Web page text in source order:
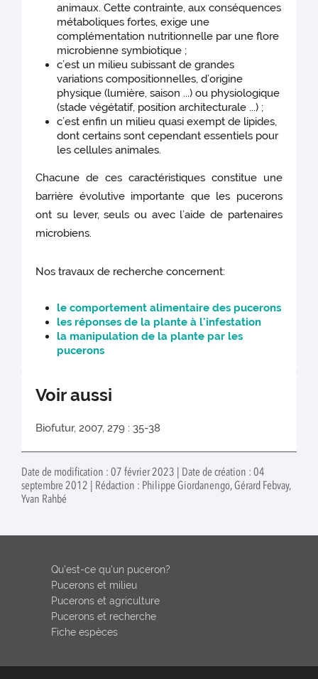
animaux. Cette contrainte, aux conséquences
métaboliques fortes, exige une
complémentation nutritionnelle par une flore
microbienne symbiotique ;
c’est un milieu subissant de grandes
variations compositionnelles, d’origine
physique (lumière, saison ...) ou physiologique
(stade végétatif, position architecturale ...) ;
c’est enfin un milieu quasi exempt de lipides,
dont certains sont cependant essentiels pour
les cellules animales.
Chacune de ces caractéristiques constitue une
barrière évolutive importante que les pucerons
ont su lever, seuls ou avec l’aide de partenaires
microbiens.
Nos travaux de recherche concernent:
le comportement alimentaire des pucerons
les réponses de la plante à l'infestation
la manipulation de la plante par les
pucerons
Voir aussi
Biofutur, 2007, 279 : 35-38
Date de modification : 07 février 2023 | Date de création : 04
septembre 2012 | Rédaction : Philippe Giordanengo, Gérard Febvay,
Yvan Rahbé
Qu'est-ce qu'un puceron?
Pucerons et milieu
Pucerons et agriculture
Pucerons et recherche
Fiche espèces